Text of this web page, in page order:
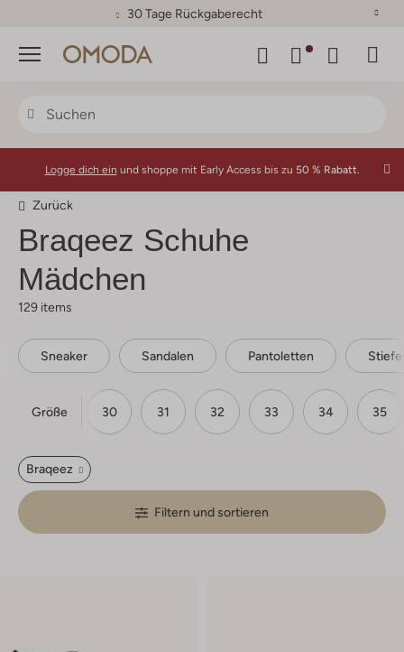
30 Tage Rückgaberecht
Menü
Logge dich ein und shoppe mit Early Access bis zu 50 % Rabatt.
Zurück
Braqeez Schuhe
Mädchen
129 items
Sneaker Sandalen Pantoletten Stiefel
Größe
29 30 31 32 33 34 35
Braqeez
Filtern und sortieren